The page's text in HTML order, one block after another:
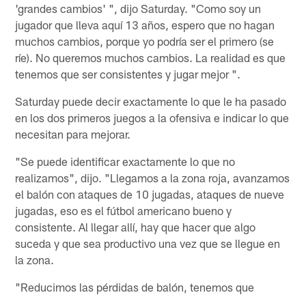
'grandes cambios' ", dijo Saturday. "Como soy un
jugador que lleva aquí 13 años, espero que no hagan
muchos cambios, porque yo podría ser el primero (se
ríe). No queremos muchos cambios. La realidad es que
tenemos que ser consistentes y jugar mejor ".
Saturday puede decir exactamente lo que le ha pasado
en los dos primeros juegos a la ofensiva e indicar lo que
necesitan para mejorar.
"Se puede identificar exactamente lo que no
realizamos", dijo. "Llegamos a la zona roja, avanzamos
el balón con ataques de 10 jugadas, ataques de nueve
jugadas, eso es el fútbol americano bueno y
consistente. Al llegar allí, hay que hacer que algo
suceda y que sea productivo una vez que se llegue en
la zona.
"Reducimos las pérdidas de balón, tenemos que